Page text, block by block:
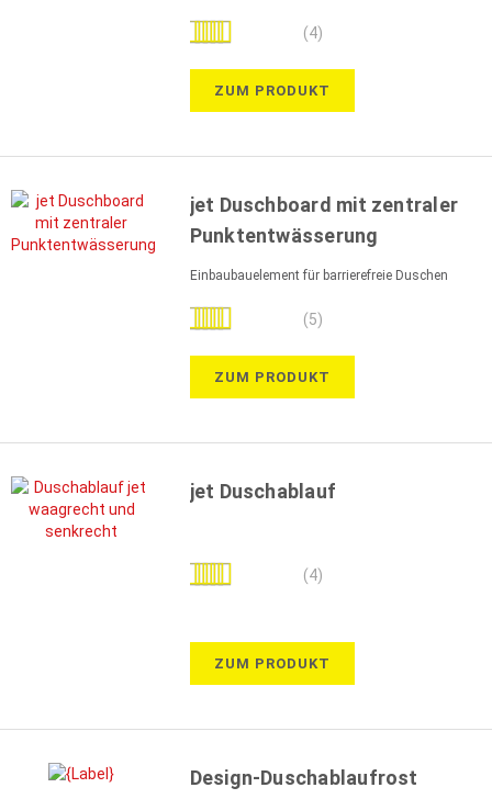
Bewertung: (4)
ZUM PRODUKT
jet Duschboard mit zentraler
Punktentwässerung
Einbaubauelement für barrierefreie Duschen
Bewertung: (5)
ZUM PRODUKT
jet Duschablauf
Bewertung: (4)
ZUM PRODUKT
Design-Duschablaufrost